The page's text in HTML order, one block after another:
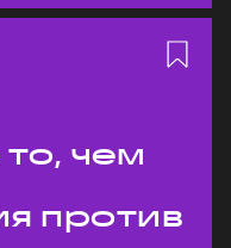
чем
против